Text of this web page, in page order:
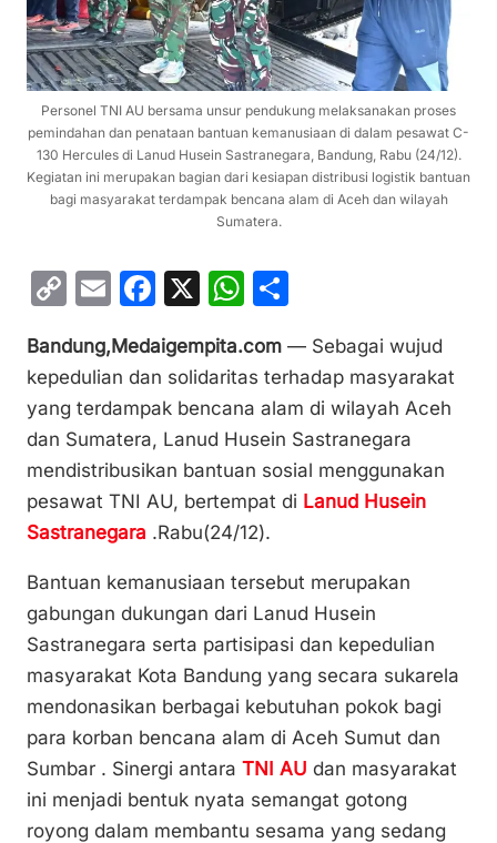
Personel TNI AU bersama unsur pendukung melaksanakan proses
pemindahan dan penataan bantuan kemanusiaan di dalam pesawat C-
130 Hercules di Lanud Husein Sastranegara, Bandung, Rabu (24/12).
Kegiatan ini merupakan bagian dari kesiapan distribusi logistik bantuan
bagi masyarakat terdampak bencana alam di Aceh dan wilayah
Sumatera.
C
p
y
Li
n
k
E
ai
l
F
c
e
b
o
o
k
X
W
at
s
A
p
p
ar
e
Bandung,Medaigempita.com — Sebagai wujud
kepedulian dan solidaritas terhadap masyarakat
yang terdampak bencana alam di wilayah Aceh
dan Sumatera, Lanud Husein Sastranegara
mendistribusikan bantuan sosial menggunakan
pesawat TNI AU, bertempat di Lanud Husein
Sastranegara .Rabu(24/12).
Bantuan kemanusiaan tersebut merupakan
gabungan dukungan dari Lanud Husein
Sastranegara serta partisipasi dan kepedulian
masyarakat Kota Bandung yang secara sukarela
mendonasikan berbagai kebutuhan pokok bagi
para korban bencana alam di Aceh Sumut dan
Sumbar . Sinergi antara TNI AU dan masyarakat
ini menjadi bentuk nyata semangat gotong
royong dalam membantu sesama yang sedang